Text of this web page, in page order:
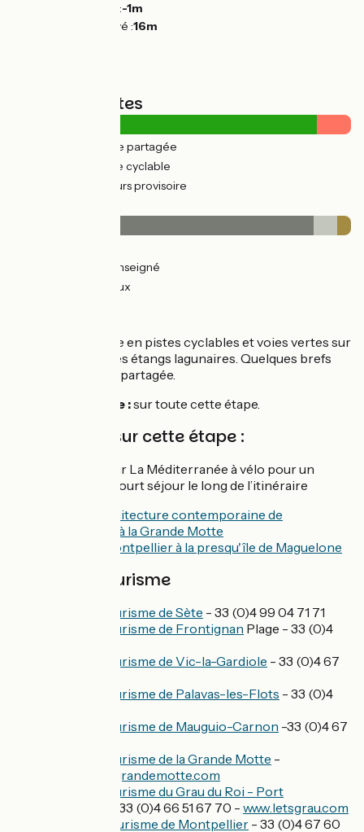
Point le plus bas :-1m
Point le plus élevé :16m
Types de routes
(31%) Route partagée
(68%) Voie cyclable
(11%) Parcours provisoire
(7%) Non renseigné
(4%) Rugueux
Section aménagée en pistes cyclables et voies vertes sur
le lido et autour des étangs lagunaires. Quelques brefs
passages sur voie partagée.
Revêtement lisse :sur toute cette étape.
Inspirations sur cette étape :
Echappez-vous sur La Méditerranée à vélo pour un
week-end ou un court séjour le long de l’itinéraire
Folies d'architecture contemporaine de
Montpellier à la Grande Motte
A vélo de Montpellier à la presqu'île de Maguelone
Offices de tourisme
Office de tourisme de Sète - 33 (0)4 99 04 71 71
Office de tourisme de Frontignan Plage - 33 (0)4
Office de tourisme de Vic-la-Gardiole - 33 (0)4 67
Office de tourisme de Palavas-les-Flots - 33 (0)4
Office de tourisme de Mauguio-Carnon -33 (0)4 67
Office de tourisme de la Grande Motte -
contact@lagrandemotte.com
Office de tourisme du Grau du Roi - Port
- 33 (0)4 66 51 67 70 - www.letsgrau.com
Office de Tourisme de Montpellier - 33 (0)4 67 60